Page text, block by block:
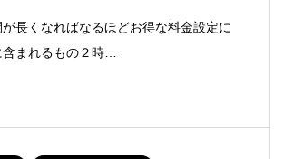
長くなればなるほどお得な料金設定に
まれるもの２時…